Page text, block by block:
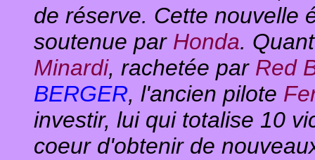
de réserve. Cette nouvelle
soutenue par Honda.
Minardi, rachetée par Red
BERGER, l'ancien pilote
investir, lui qui totalise 10
coeur d'obtenir de